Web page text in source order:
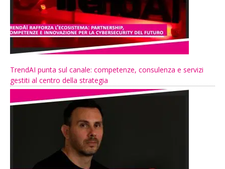
TrendAI punta sul canale: competenze, consulenza e servizi
gestiti al centro della strategia